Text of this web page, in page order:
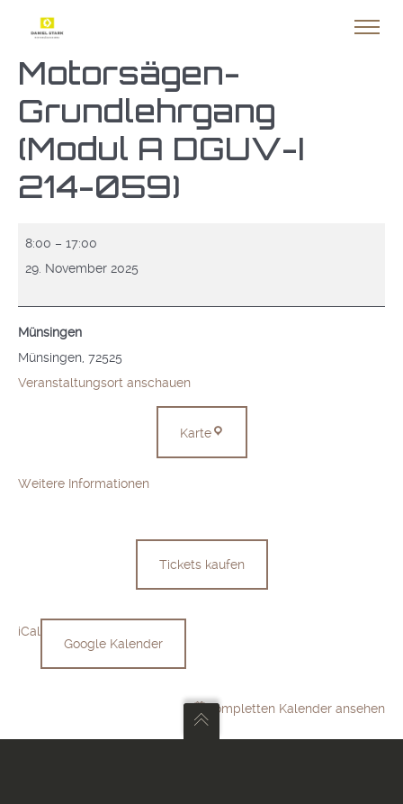
Motorsägen-
Grundlehrgang
(Modul A DGUV-I
214-059)
Motorsägen-
Grundlehrgang
A
DGUV-
I
214-
8:00 – 17:00
29. November 2025
Münsingen
Münsingen 72525
Veranstaltungsort anschauen
KarteMünsingen
Weitere Informationen
Tickets kaufen
iCal
Google Kalender
Kompletten Kalender ansehen